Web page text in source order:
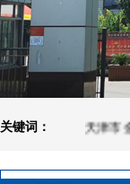
关键词：天津市金科力铝